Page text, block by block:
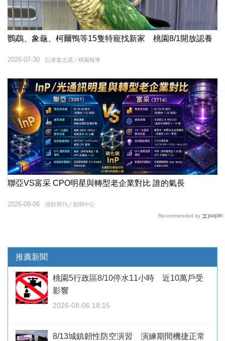
鸚鵡、象龜、柯爾鴨等15隻特寵找新家 桃園8/1開放認養
記者葉志成／桃園報導
2026-07-30
聯亞VS富采 CPO明星與轉型老企業對比 誰的氣長
理財周刊／新聞中心
2026-08-06
Recommended by
推薦新聞
桃園5行政區8/10停水11小時 近10萬戶受
影響
2026-08-06 18:15
8/13城鎮韌性防空演習 演練期間機捷正常